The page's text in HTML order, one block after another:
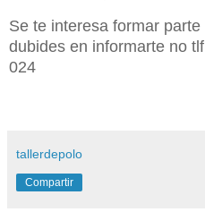
Se te interesa formar
dubides en informarte no
024
tallerdepolo
Compartir